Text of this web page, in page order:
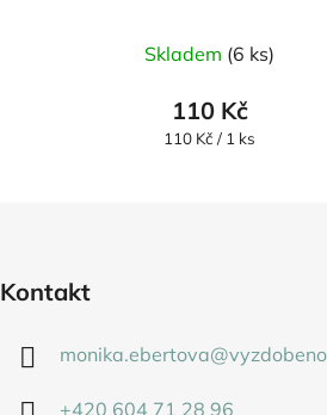
hodnocení
produktu
je
Skladem (6 ks)
110 Kč
Měrná
110 Kč / 1 ks
Kontakt
monika.ebertova@
+420 604 71 28 96